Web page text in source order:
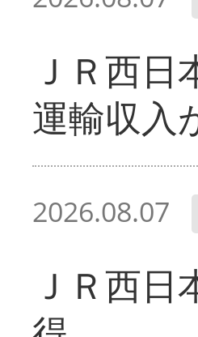
ＪＲ西
運輸収入
2026.08.07
ＪＲ西